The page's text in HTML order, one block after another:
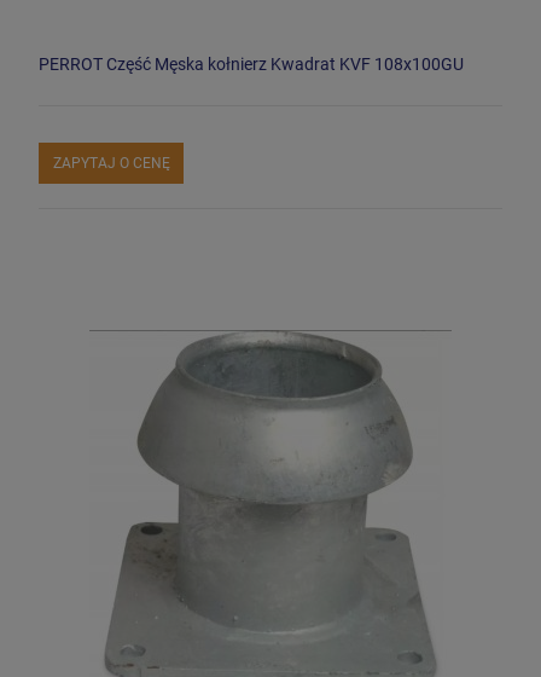
PERROT Część Męska kołnierz Kwadrat KVF 108x100GU
ZAPYTAJ O CENĘ